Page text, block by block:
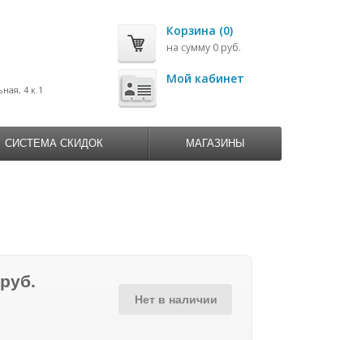
4 к.1
Корзина (0)
на сумму 0 руб.
Мой кабинет
СИСТЕМА СКИДОК МАГАЗИНЫ
Нет в наличии